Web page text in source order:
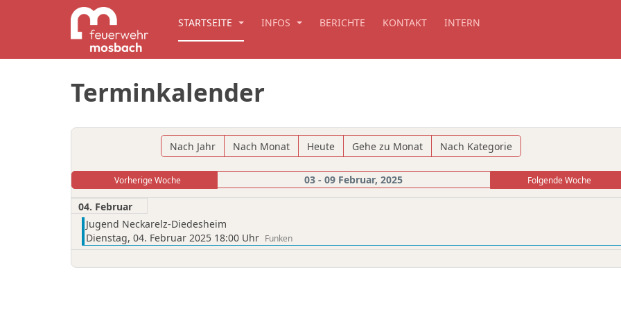
STARTSEITE INFOS BERICHTE KONTAKT INTERN
Terminkalender
Nach Jahr Nach Monat Heute Gehe zu Monat Nach Kategorie
Vorherige Woche 03 - 09 Februar, 2025 Folgende Woche
04. Februar
Jugend Neckarelz-Diedesheim
Dienstag, 04. Februar 2025 18:00 Uhr Funken